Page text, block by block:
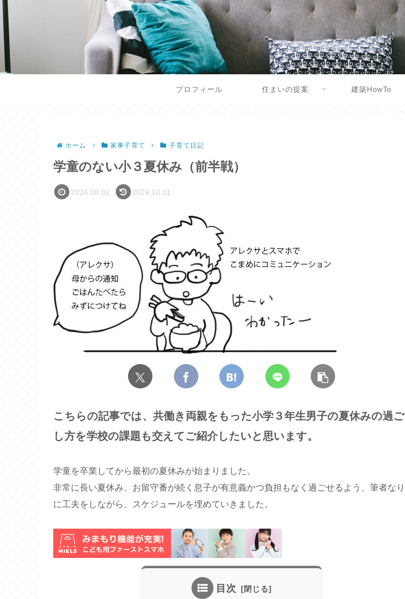
プロフィール 住まいの提案 建築HowTo
ホーム 家事子育て 子育て日記
学童のない小３夏休み（前半戦）
2024.08.02 2024.10.01
こちらの記事では、共働き両親をもった小学３年生男子の夏休みの過ご
し方を学校の課題も交えてご紹介したいと思います。
学童を卒業してから最初の夏休みが始まりました。
非常に長い夏休み、お留守番が続く息子が有意義かつ負担もなく過ごせるよう、筆者なり
に工夫をしながら、スケジュールを埋めていきました。
目次